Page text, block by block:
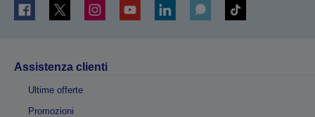
Assistenza clienti
Ultime offerte
Promozioni